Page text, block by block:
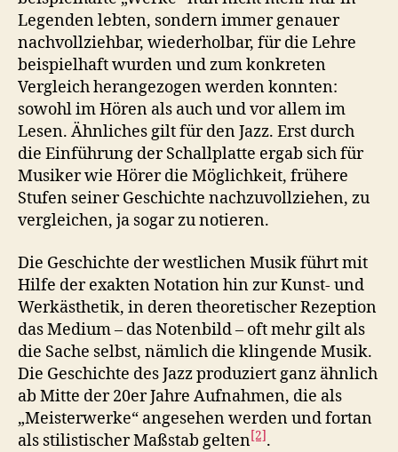
Legenden lebten, sondern immer genauer
nachvollziehbar, wiederholbar, für die Lehre
beispielhaft wurden und zum konkreten
Vergleich herangezogen werden konnten:
sowohl im Hören als auch und vor allem im
Lesen. Ähnliches gilt für den Jazz. Erst durch
die Einführung der Schallplatte ergab sich für
Musiker wie Hörer die Möglichkeit, frühere
Stufen seiner Geschichte nachzuvollziehen, zu
vergleichen, ja sogar zu notieren.
Die Geschichte der westlichen Musik führt mit
Hilfe der exakten Notation hin zur Kunst- und
Werkästhetik, in deren theoretischer Rezeption
das Medium – das Notenbild – oft mehr gilt als
die Sache selbst, nämlich die klingende Musik.
Die Geschichte des Jazz produziert ganz ähnlich
ab Mitte der 20er Jahre Aufnahmen, die als
„Meisterwerke“ angesehen werden und fortan
als stilistischer Maßstab gelten[2].